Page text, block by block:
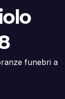
funebri a